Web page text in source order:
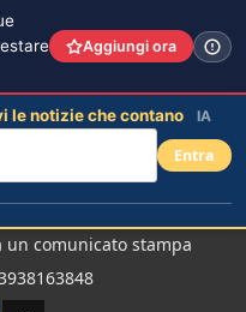
un comunicato stampa
Aggiungi ora
le notizie che contano IA
Entra